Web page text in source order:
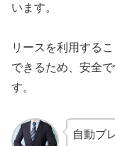
います。
リースを利用する
できるため、安全
す。
自動ブ